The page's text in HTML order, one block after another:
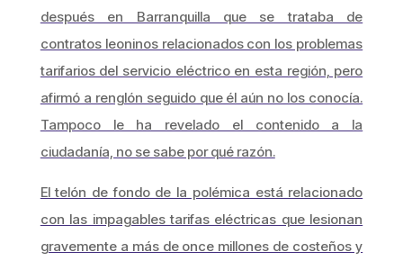
después en Barranquilla que se trataba de
contratos leoninos relacionados con los problemas
tarifarios del servicio eléctrico en esta región, pero
afirmó a renglón seguido que él aún no los conocía.
Tampoco le ha revelado el contenido a la
ciudadanía, no se sabe por qué razón.
El telón de fondo de la polémica está relacionado
con las impagables tarifas eléctricas que lesionan
gravemente a más de once millones de costeños y